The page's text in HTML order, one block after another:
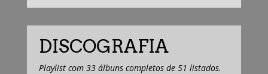
DISCOGRAFIA
Playlist com 33 álbuns completos de 51 listados.